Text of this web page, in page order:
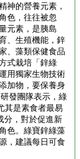
的營養元素，
色，往往被忽
元素，是胰島
、生殖機能，鋅
、藻類保健食品
式栽培「鋅綠
用獨家生物技術
加物，要保養身
發團隊表示，綠
其是素食者最易
分，對於促進新
色。綠寶鋅綠藻
，建議每日可食